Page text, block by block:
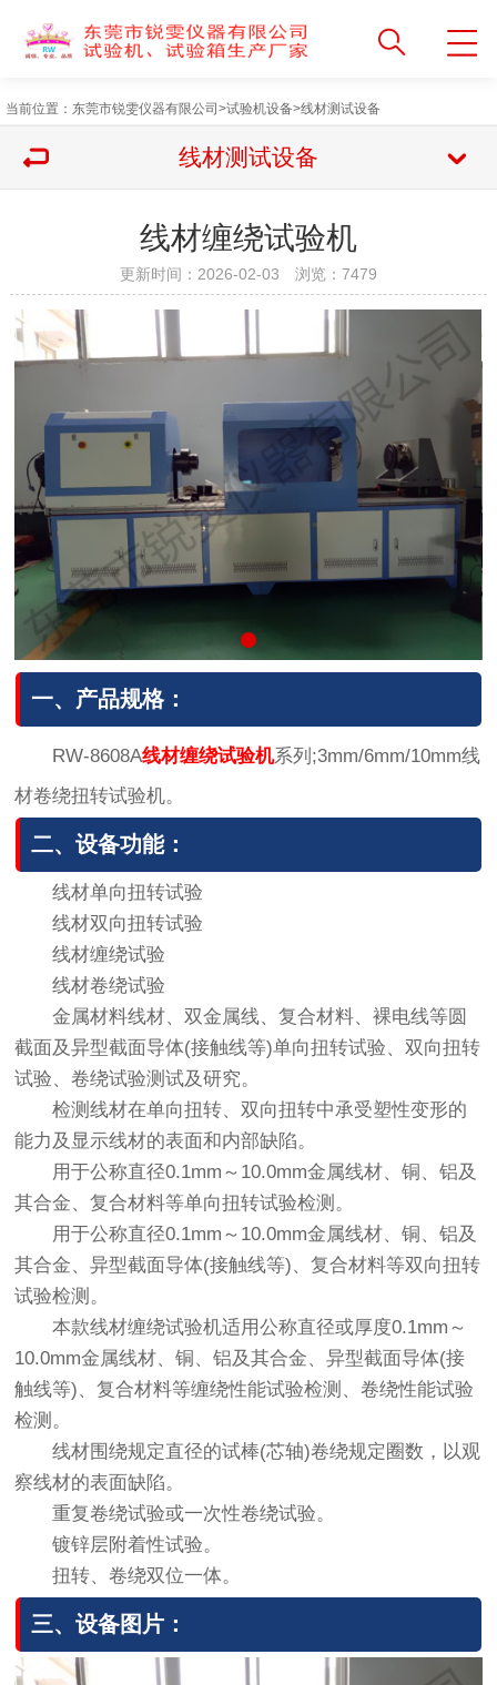
当前位置： 东莞市锐雯仪器有限公司 >试验机设备>线材测试设备
线材测试设备
线材缠绕试验机
更新时间：2026-02-03 浏览： 7479
一、产品规格：
RW-8608A线材缠绕试验机系列;3mm/6mm/10mm线
材卷绕扭转试验机。
二、设备功能：
线材单向扭转试验
线材双向扭转试验
线材缠绕试验
线材卷绕试验
金属材料线材、双金属线、复合材料、裸电线等圆
截面及异型截面导体(接触线等)单向扭转试验、双向扭转
试验、卷绕试验测试及研究。
检测线材在单向扭转、双向扭转中承受塑性变形的
能力及显示线材的表面和内部缺陷。
用于公称直径0.1mm～10.0mm金属线材、铜、铝及
其合金、复合材料等单向扭转试验检测。
用于公称直径0.1mm～10.0mm金属线材、铜、铝及
其合金、异型截面导体(接触线等)、复合材料等双向扭转
试验检测。
本款线材缠绕试验机适用公称直径或厚度0.1mm～
10.0mm金属线材、铜、铝及其合金、异型截面导体(接
触线等)、复合材料等缠绕性能试验检测、卷绕性能试验
检测。
线材围绕规定直径的试棒(芯轴)卷绕规定圈数，以观
察线材的表面缺陷。
重复卷绕试验或一次性卷绕试验。
镀锌层附着性试验。
扭转、卷绕双位一体。
三、设备图片：